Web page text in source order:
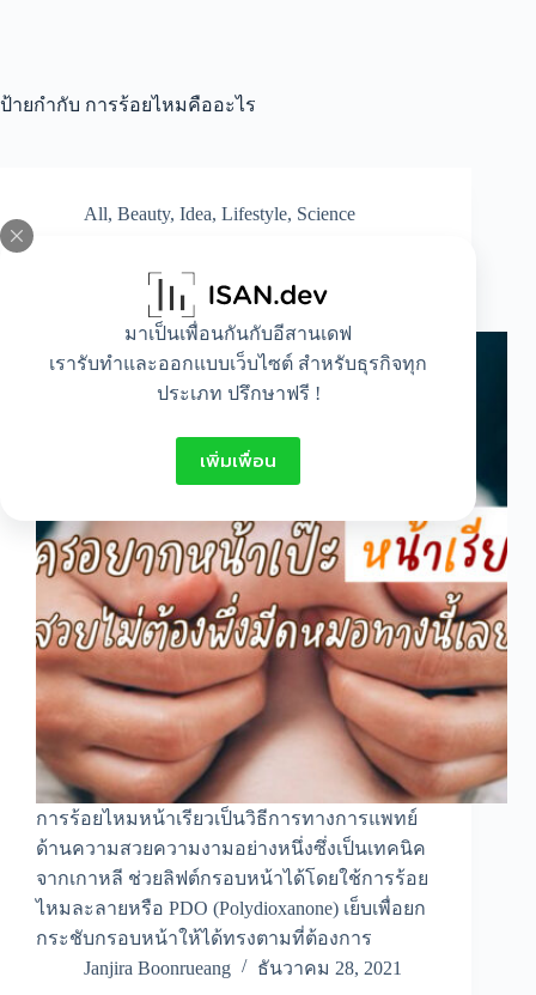
มาเป็นเพื่อนกันกับอีสานเดฟ
เรารับทำและออกแบบเว็บไซต์ สำหรับธุรกิจทุก
ประเภท ปรึกษาฟรี !
เพิ่มเพื่อน
ป้ายกำกับ การร้อยไหมคืออะไร
All, Beauty, Idea, Lifestyle, Science
อยากหน้าเป๊ะยกมือขึ้น! รู้จักการร้อยไหมหน้า
เรียว สวย ไม่พึ่งมีดหมอ
การร้อยไหมหน้าเรียวเป็นวิธีการทางการแพทย์
ด้านความสวยความงามอย่างหนึ่งซึ่งเป็นเทคนิค
จากเกาหลี ช่วยลิฟต์กรอบหน้าได้โดยใช้การร้อย
ไหมละลายหรือ PDO (Polydioxanone) เย็บเพื่อยก
กระชับกรอบหน้าให้ได้ทรงตามที่ต้องการ
Janjira Boonrueang
ธันวาคม 28, 2021